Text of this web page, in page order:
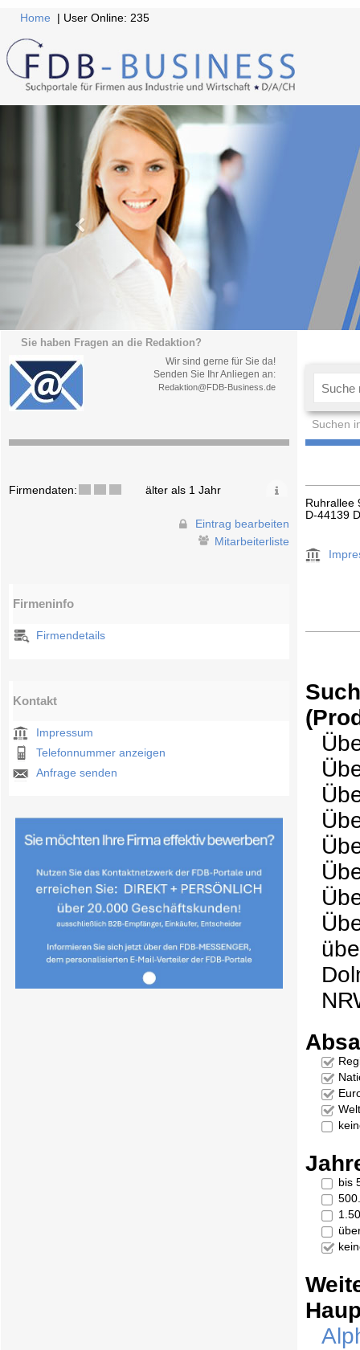
Home | User Online: 235
Sie haben Fragen an die Redaktion?
Wir sind gerne für Sie da!
Senden Sie Ihr Anliegen an:
Redaktion@FDB-Business.de
Suchen
Firmendaten: älter als 1 Jahr
Eintrag bearbeiten
Mitarbeiterliste
Firmeninfo
Firmendetails
Kontakt
Impressum
Telefonnummer anzeigen
Anfrage senden
Ruhrallee
D-44139
bis